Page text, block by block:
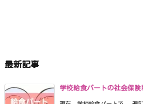
最新記事
学校給食パートの社会保険